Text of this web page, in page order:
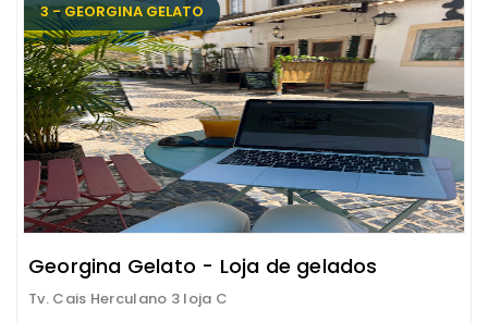
3 - GEORGINA GELATO
Georgina Gelato - Loja de gelados
Tv. Cais Herculano 3 loja C